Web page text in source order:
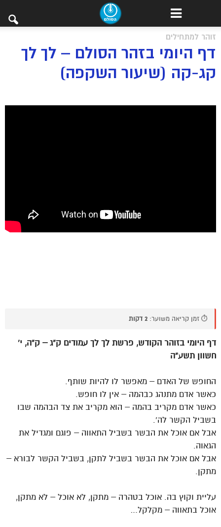
זוהר למתחילים
דף היומי בזהר הסולם – לך לך
קג-קה (שיעור השקפה)
⏱️ זמן קריאה משוער: 2 דקות
דף היומי בזוהר הקודש, פרשת לך לך עמודים ק”ג – ק”ה, י’
חשוון תשע”ה
החופש של האדם – מאפשר לו להיות שותף.
כאשר אדם מתנהג כבהמה – אין לו חופש.
כאשר אדם מקריב בהמה – הוא מקריב את צד הבהמה שבו
בשביל הקשר לה’.
אבל אם אוכל את הבשר בשביל התאווה – פוגם ומגדיל את
הגאוה.
אבל אם אוכל את הבשר בשביל לתקן, בשביל הקשר לבורא –
מתקן.
עליית וקוץ בה. אוכל בטהרה – מתקן, לא אוכל – לא מתקן,
אוכל בתאווה – מקלקל…